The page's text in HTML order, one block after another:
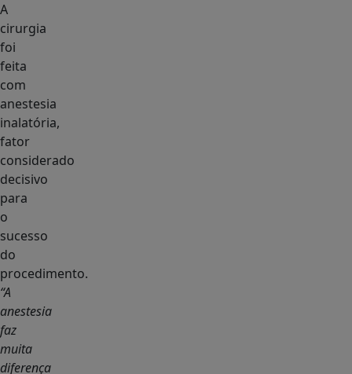
A
cirurgia
foi
feita
com
anestesia
inalatória,
fator
considerado
decisivo
para
o
sucesso
do
procedimento.
“A
anestesia
faz
muita
diferença